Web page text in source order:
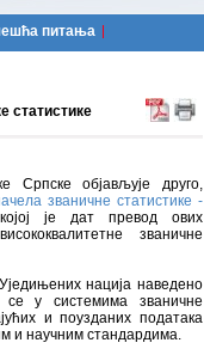
питања
статистике
Српске објављује друго,
званичне статистике -
је дат превод ових
званичне
нација наведено
у системима званичне
и поузданих података
и научним стандардима.